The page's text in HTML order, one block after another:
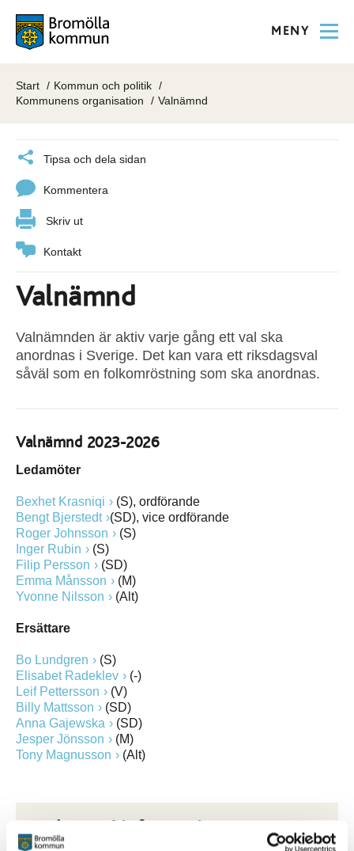
MENY
Start
Kommun och politik
Kommunens organisation
Valnämnd
Tipsa och dela sidan
Kommentera
Skriv ut
Kontakt
Valnämnd
Valnämnden är aktiv varje gång ett val ska
anordnas i Sverige. Det kan vara ett riksdagsval
såväl som en folkomröstning som ska anordnas.
Valnämnd 2023-2026
Ledamöter
Bexhet Krasniqi
(S), ordförande
Bengt Bjerstedt
(SD), vice ordförande
Roger Johnsson
(S)
Inger Rubin
(S)
Filip Persson
(SD)
Emma Månsson
(M)
Yvonne Nilsson
(Alt)
Ersättare
Bo Lundgren
(S)
Elisabet Radeklev
(-)
Leif Pettersson
(V)
Billy Mattsson
(SD)
Anna Gajewska
(SD)
Jesper Jönsson
(M)
Tony Magnusson
(Alt)